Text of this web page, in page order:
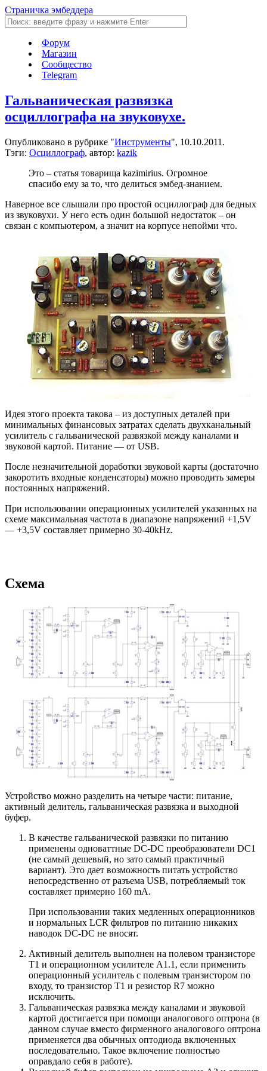
Страничка эмбеддера
Форум
Магазин
Сообщество
Telegram
Гальваническая развязка
осциллографа на звуковухе.
Опубликовано в рубрике "Инструменты", 10.10.2011.
Тэги: Осциллограф, автор: kazik
Это – статья товарища kazimirius. Огромное
спасибо ему за то, что делиться эмбед-знанием.
Наверное все слышали про простой осциллограф для бедных
из звуковухи. У него есть один большой недостаток – он
связан с компьютером, а значит на корпусе непойми что.
Идея этого проекта такова – из доступных деталей при
минимальных финансовых затратах сделать двухканальный
усилитель с гальванической развязкой между каналами и
звуковой картой. Питание — от USB.
После незначительной доработки звуковой карты (достаточно
закоротить входные конденсаторы) можно проводить замеры
постоянных напряжений.
При использовании операционных усилителей указанных на
схеме максимальная частота в диапазоне напряжений +1,5V
— +3,5V составляет примерно 30-40kHz.
Схема
Устройство можно разделить на четыре части: питание,
активный делитель, гальваническая развязка и выходной
буфер.
В качестве гальванической развязки по питанию
применены одноваттные DC-DC преобразователи DC1
(не самый дешевый, но зато самый практичный
вариант). Это дает возможность питать устройство
непосредственно от разъема USB, потребляемый ток
составляет примерно 160 mA.
При использовании таких медленных операционников
и нормальных LCR фильтров по питанию никаких
наводок DC-DC не вносят.
Активный делитель выполнен на полевом транзисторе
Т1 и операционном усилителе А1.1, если применить
операционный усилитель с полевым транзистором по
входу, то транзистор Т1 и резистор R7 можно
исключить.
Гальваническая развязка между каналами и звуковой
картой достигается при помощи аналогового оптрона (в
данном случае вместо фирменного аналогового оптрона
применяется два обычных оптодиода включенных
последовательно. Такое включение полностью
оправдало себя в работе).